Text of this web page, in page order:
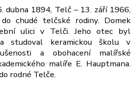
dubna 1894, Telč – 13. září 1966,
chudé telčské rodiny. Domek
ulici v Telči. Jeho otec byl
studoval keramickou školu v
a obohacení malířské
malíře E. Hauptmana.
rodné Telče.